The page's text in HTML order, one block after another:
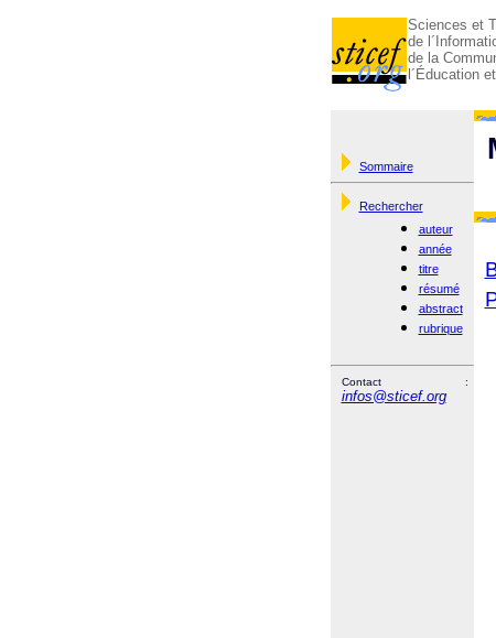
Sciences et
de
de la
l´Éducation
Sommaire
Rechercher
auteur
année
titre
résumé
abstract
rubrique
Contact :
infos@sticef.org